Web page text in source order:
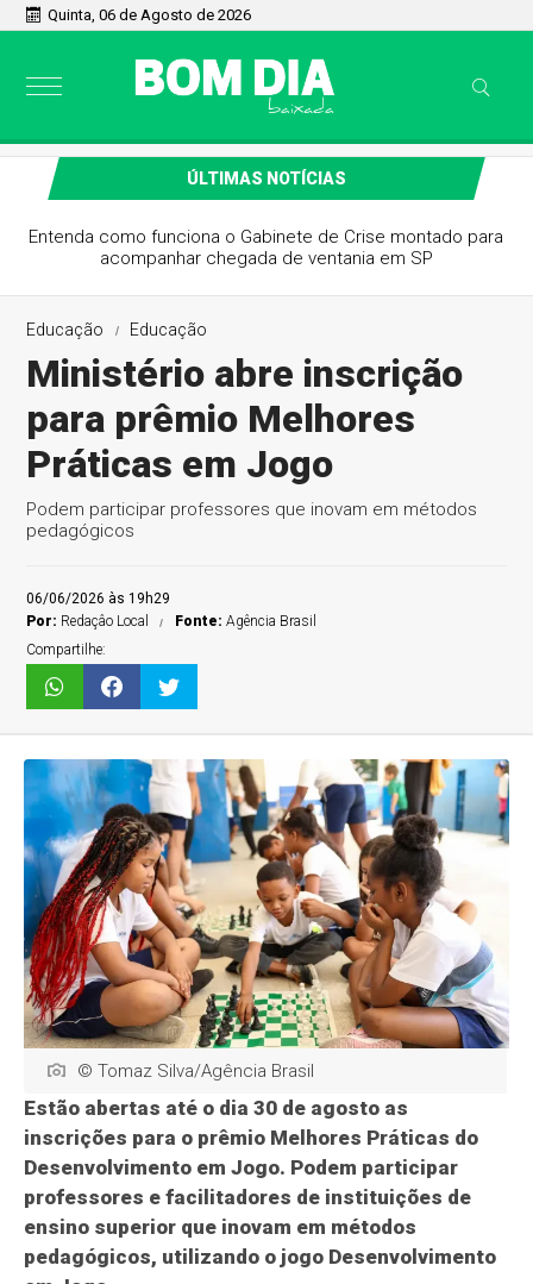
Quinta, 06 de Agosto de 2026
ÚLTIMAS NOTÍCIAS
Entenda como funciona o Gabinete de Crise montado para
acompanhar chegada de ventania em SP
Educação Educação
Ministério abre inscrição
para prêmio Melhores
Práticas em Jogo
Podem participar professores que inovam em métodos
pedagógicos
06/06/2026 às 19h29
Por: Redaçâo Local Fonte:Agência Brasil
Compartilhe:
© Tomaz Silva/Agência Brasil
Estão abertas até o dia 30 de agosto as
inscrições para o prêmio Melhores Práticas do
Desenvolvimento em Jogo. Podem participar
professores e facilitadores de instituições de
ensino superior que inovam em métodos
pedagógicos, utilizando o jogo Desenvolvimento